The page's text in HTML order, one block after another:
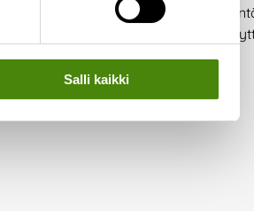
Salli kaikki
herkästi jäteastioille etsimään
olla vaaraksi niin jäteastian
on huolehtia, että jäteastiasi on